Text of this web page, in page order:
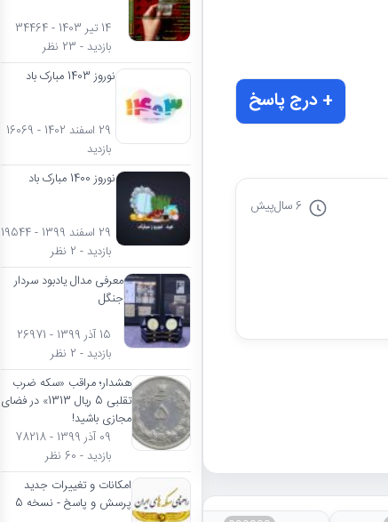
+ درج پاسخ
6 سال پیش
14 تیر 1403 - 34464
بازدید - 23 نظر
نوروز 1403 مبارک باد
29 اسفند 1402 - 16069
بازدید
نوروز 1400 مبارک باد
29 اسفند 1399 - 19544
بازدید - 2 نظر
معرفی مدال یادبود سردار
جنگل
15 آذر 1399 - 26971
بازدید - 2 نظر
هشدار؛ مراقب «سکه ضرب
تقلبی 5 ریال 1313» در فضای
مجازی باشید!
09 آذر 1399 - 78218
بازدید - 60 نظر
امکانات و تغییرات جدید
پرسش و پاسخ - نسخه 5